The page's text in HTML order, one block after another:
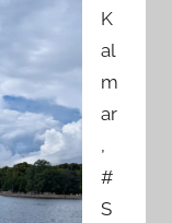
K
al
m
ar
,
#
S